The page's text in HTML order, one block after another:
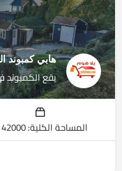
هابي كمبوند
يقع
المساحة الكلية: 42000 م